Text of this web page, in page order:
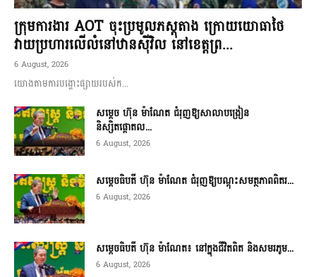
ក្រុមការងារ AOT ចុះប្រមូលភស្តុតាង ក្រោយយោធាថៃ
វាយប្រហារលើលំនៅឋានស៊ីវិល នៅខេត្តព្រ...
6 August, 2026
យោងតាមការបង្ហោះផ្សាយរបស់ក...
សម្តេច ហ៊ុន ម៉ាណែត ជំរុញឱ្យសាលាបង្រៀន
និស្សិតផ្តោតល...
6 August, 2026
សម្តេចធិបតី ហ៊ុន ម៉ាណែត ជំរុញឱ្យបណ្តុះសមត្ថភាពពិតរ...
6 August, 2026
សម្តេចធិបតី ហ៊ុន ម៉ាណែត៖ នៅក្នុងជីវិតពិត និងសមរភូម...
6 August, 2026